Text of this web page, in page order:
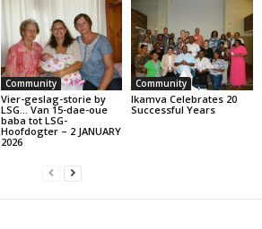
Community
Vier-geslag-storie by
LSG… Van 15-dae-oue
baba tot LSG-
Hoofdogter – 2 JANUARY
2026
Community
Ikamva Celebrates 20
Successful Years